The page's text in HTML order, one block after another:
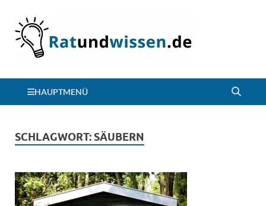
HAUPTMENÜ
SCHLAGWORT: SÄUBERN